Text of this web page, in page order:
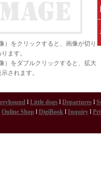
）をクリックすると、画像が切り
ます。
）をダブルクリックすると、拡大
されます。
l Little dogs l Departures l
Online Shop l DigiBook l Inquiry l